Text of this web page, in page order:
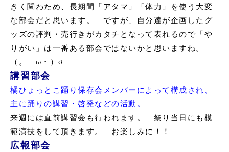
きく関わため、長期間「アタマ」「体力」を使う大変
な部会だと思います。 ですが、自分達が企画したグ
ッズの評判・売行きがカタチとなって表れるので「や
りがい」は一番ある部会ではないかと思いますね。
（。ゝω・）σ
講習部会
橘ひょっとこ踊り保存会メンバーによって構成され、
主に踊りの講習・啓発などの活動。
来週には直前講習会も行われます。 祭り当日にも模
範演技をして頂きます。 お楽しみに！！
広報部会